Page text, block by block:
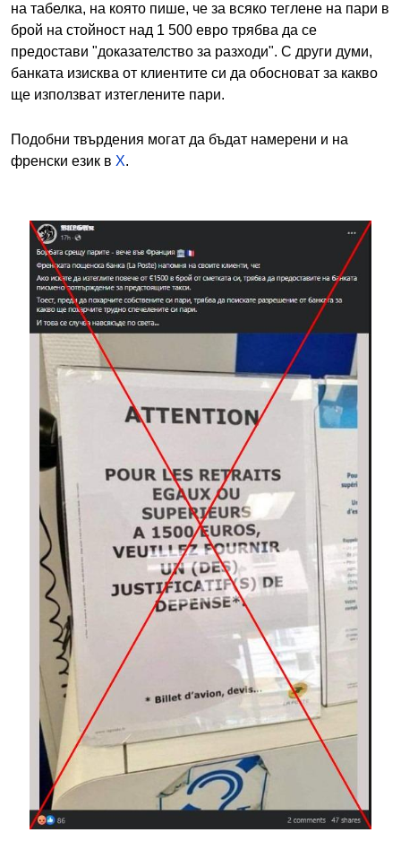
на табелка, на която пише, че за всяко теглене на пари в
брой на стойност над 1 500 евро трябва да се
предостави "доказателство за разходи". С други думи,
банката изисква от клиентите си да обосноват за какво
ще използват изтеглените пари.
Подобни твърдения могат да бъдат намерени и на
френски език в X.
Image